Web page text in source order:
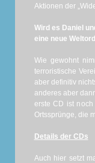
Aktionen der
Wird es Daniel
eine neue
Wie gewohnt
terroristische
aber definitiv
anderes aber
erste CD ist
Ortssprünge, die
Details der CDs
Auch hier setzt